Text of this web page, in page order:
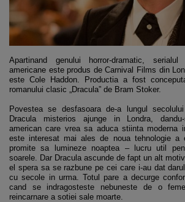
Apartinand genului horror-dramatic,
americane este produs de Carnival Films din
este Cole Haddon. Productia a fost
romanului clasic „Dracula” de Bram Stoker.
Povestea se desfasoara de-a lungul
Dracula misterios ajunge in Londra,
american care vrea sa aduca stiinta moderna
este interesat mai ales de noua tehnologie a
promite sa lumineze noaptea – lucru util
soarele. Dar Dracula ascunde de fapt un alt
el spera sa se razbune pe cei care i-au dat
cu secole in urma. Totul pare a decurge
cand se indragosteste nebuneste de o
reincarnare a sotiei sale moarte.